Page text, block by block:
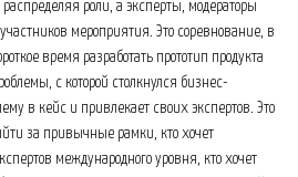
роли, а эксперты, модераторы
мероприятия. Это соревнование, в
время разработать прототип продукта
с которой столкнулся бизнес-
в кейс и привлекает своих экспертов. Это
за привычные рамки, кто хочет
международного уровня, кто хочет